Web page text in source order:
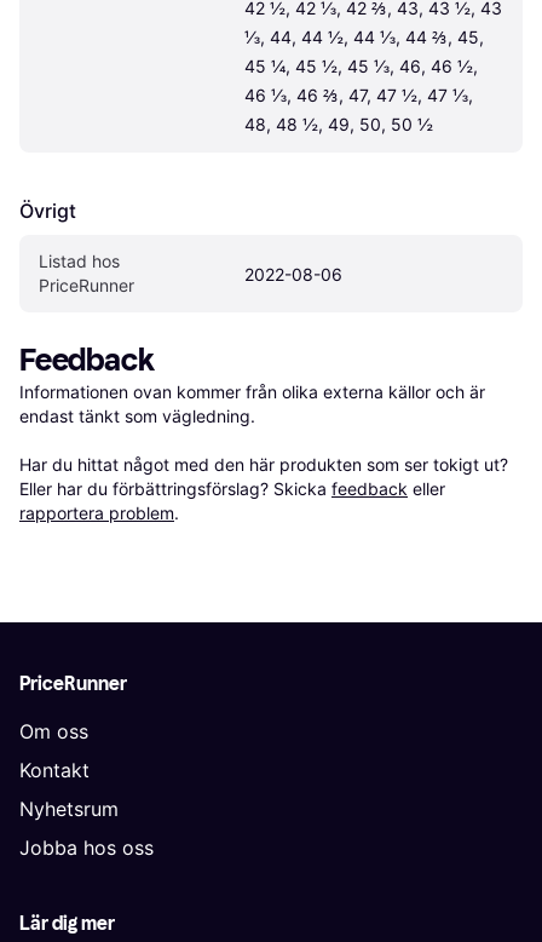
42 ½, 42 ⅓, 42 ⅔, 43, 43 ½, 43
⅓, 44, 44 ½, 44 ⅓, 44 ⅔, 45,
45 ¼, 45 ½, 45 ⅓, 46, 46 ½,
46 ⅓, 46 ⅔, 47, 47 ½, 47 ⅓,
48, 48 ½, 49, 50, 50 ½
Övrigt
Listad hos
PriceRunner
2022-08-06
Feedback
Informationen ovan kommer från olika externa källor och är
endast tänkt som vägledning.
Har du hittat något med den här produkten som ser tokigt ut?
Eller har du förbättringsförslag? Skicka feedback eller
rapportera problem.
PriceRunner
Om oss
Kontakt
Nyhetsrum
Jobba hos oss
Lär dig mer